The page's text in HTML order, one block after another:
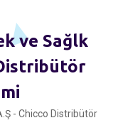
ve Sağlk
- Chicco Distribütör